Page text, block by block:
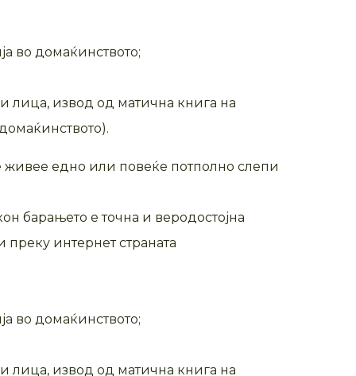
во домаќинството;
лица, извод од матична книга на
живее едно или повеќе потполно слепи
барањето е точна и веродостојна
интернет страната
во домаќинството;
лица, извод од матична книга на